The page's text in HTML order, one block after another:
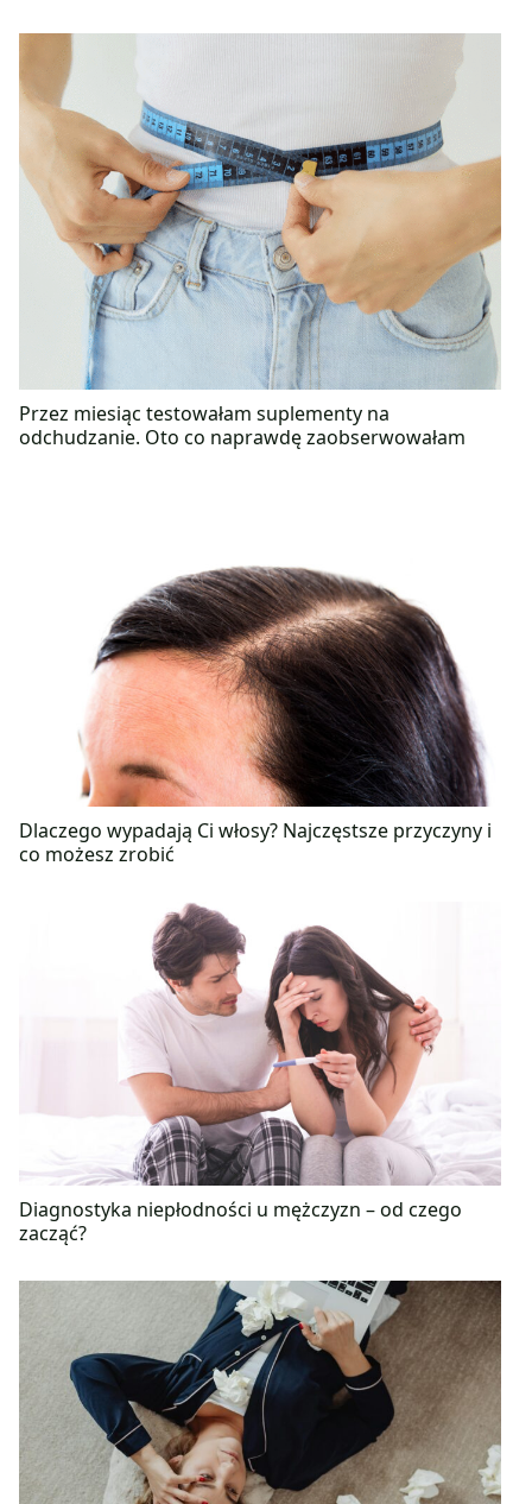
Przez miesiąc testowałam suplementy na
odchudzanie. Oto co naprawdę zaobserwowałam
Dlaczego wypadają Ci włosy? Najczęstsze przyczyny i
co możesz zrobić
Diagnostyka niepłodności u mężczyzn – od czego
zacząć?